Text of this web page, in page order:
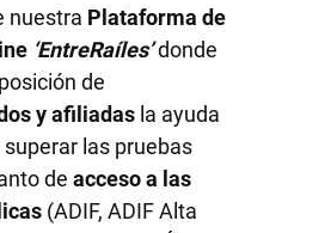
nuestra Plataforma de
‘EntreRaíles’ donde
de
y afiliadasla ayuda
las pruebas
de acceso a las
(ADIF, ADIF Alta